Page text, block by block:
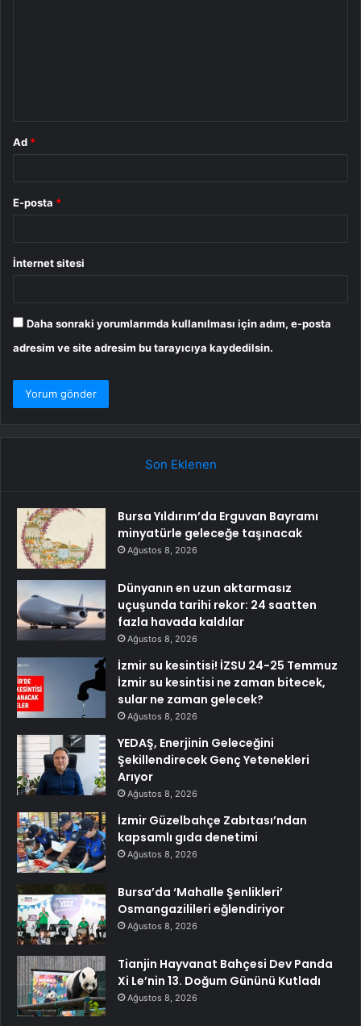
Ad *
E-posta *
İnternet sitesi
Daha sonraki yorumlarımda kullanılması için adım, e-posta
adresim ve site adresim bu tarayıcıya kaydedilsin.
Son Eklenen
Bursa Yıldırım’da Erguvan Bayramı
minyatürle geleceğe taşınacak
Ağustos 8, 2026
Dünyanın en uzun aktarmasız
uçuşunda tarihi rekor: 24 saatten
fazla havada kaldılar
Ağustos 8, 2026
İzmir su kesintisi! İZSU 24-25 Temmuz
İzmir su kesintisi ne zaman bitecek,
sular ne zaman gelecek?
Ağustos 8, 2026
YEDAŞ, Enerjinin Geleceğini
Şekillendirecek Genç Yetenekleri
Arıyor
Ağustos 8, 2026
İzmir Güzelbahçe Zabıtası’ndan
kapsamlı gıda denetimi
Ağustos 8, 2026
Bursa’da ‘Mahalle Şenlikleri’
Osmangazilileri eğlendiriyor
Ağustos 8, 2026
Tianjin Hayvanat Bahçesi Dev Panda
Xi Le’nin 13. Doğum Gününü Kutladı
Ağustos 8, 2026